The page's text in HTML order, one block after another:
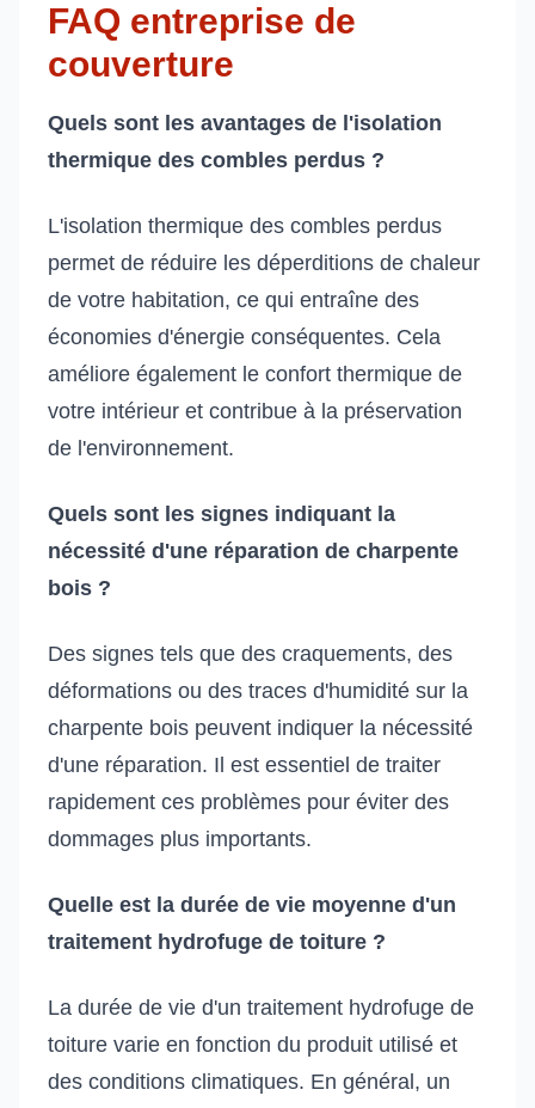
FAQ entreprise de
couverture
Quels sont les avantages de l'isolation
thermique des combles perdus ?
L'isolation thermique des combles perdus
permet de réduire les déperditions de chaleur
de votre habitation, ce qui entraîne des
économies d'énergie conséquentes. Cela
améliore également le confort thermique de
votre intérieur et contribue à la préservation
de l'environnement.
Quels sont les signes indiquant la
nécessité d'une réparation de charpente
bois ?
Des signes tels que des craquements, des
déformations ou des traces d'humidité sur la
charpente bois peuvent indiquer la nécessité
d'une réparation. Il est essentiel de traiter
rapidement ces problèmes pour éviter des
dommages plus importants.
Quelle est la durée de vie moyenne d'un
traitement hydrofuge de toiture ?
La durée de vie d'un traitement hydrofuge de
toiture varie en fonction du produit utilisé et
des conditions climatiques. En général, un